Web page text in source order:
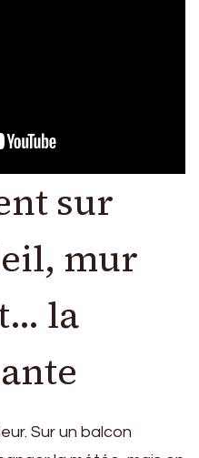
sur
mur
la
Sur un balcon